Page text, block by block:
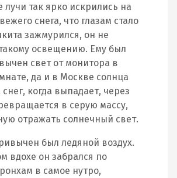
лучи так ярко искрились на
снега, что глазам стало
зажмурился, он не
освещению. Ему был
свет от монитора в
да и в Москве солнца
когда выпадает, через
в серую массу,
отражать солнечный свет.
был ледяной воздух.
вдохе он забрался по
в самое нутро,